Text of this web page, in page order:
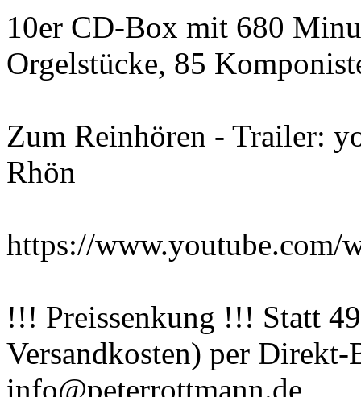
10er CD-Box mit 680
Orgelstücke, 85
Zum Reinhören - Trailer:
Rhön
https://www.youtube.com/
!!! Preissenkung !!! Statt
Versandkosten) per
info@peterrottmann.de